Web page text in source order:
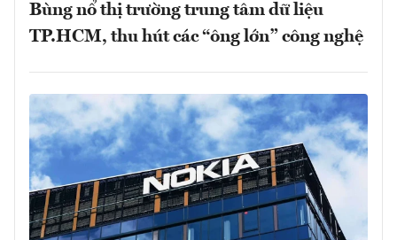
Bùng nổ thị trường trung tâm dữ liệu
TP.HCM, thu hút các “ông lớn” công nghệ